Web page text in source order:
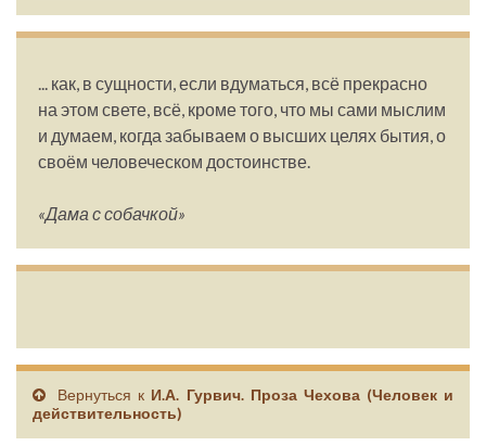
... как, в сущности, если вдуматься, всё прекрасно
на этом свете, всё, кроме того, что мы сами мыслим
и думаем, когда забываем о высших целях бытия, о
своём человеческом достоинстве.
«Дама с собачкой»
Вернуться к И.А. Гурвич. Проза Чехова (Человек и
действительность)